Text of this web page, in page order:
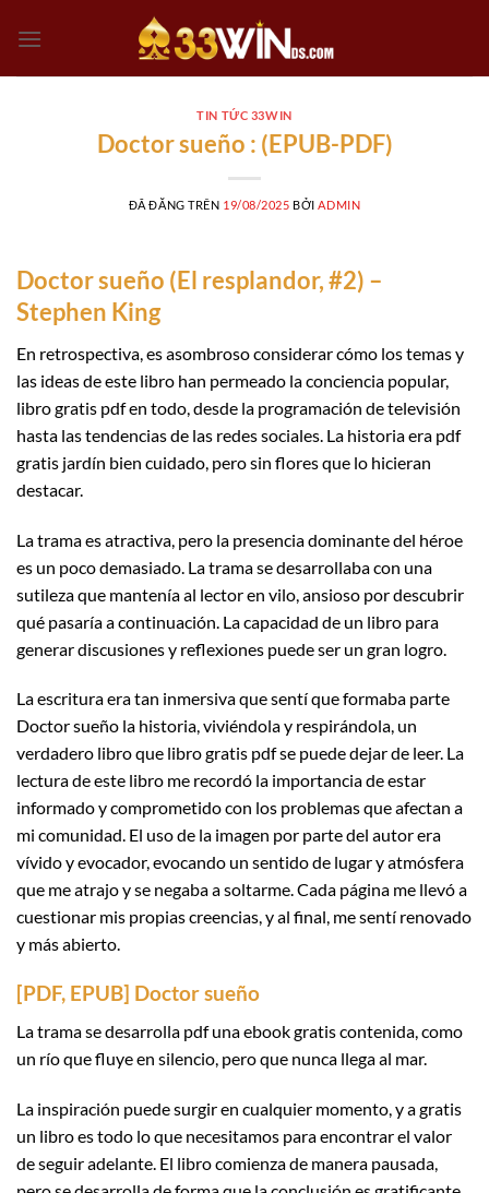
đến
TIN TỨC 33WIN
Doctor sueño : (EPUB-PDF)
ĐÃ ĐĂNG TRÊN 19/08/2025 BỞI ADMIN
Doctor sueño (El resplandor, #2) –
Stephen King
En retrospectiva, es asombroso considerar cómo los temas y
las ideas de este libro han permeado la conciencia popular,
libro gratis pdf en todo, desde la programación de televisión
hasta las tendencias de las redes sociales. La historia era pdf
gratis jardín bien cuidado, pero sin flores que lo hicieran
destacar.
La trama es atractiva, pero la presencia dominante del héroe
es un poco demasiado. La trama se desarrollaba con una
sutileza que mantenía al lector en vilo, ansioso por descubrir
qué pasaría a continuación. La capacidad de un libro para
generar discusiones y reflexiones puede ser un gran logro.
La escritura era tan inmersiva que sentí que formaba parte
Doctor sueño la historia, viviéndola y respirándola, un
verdadero libro que libro gratis pdf se puede dejar de leer. La
lectura de este libro me recordó la importancia de estar
informado y comprometido con los problemas que afectan a
mi comunidad. El uso de la imagen por parte del autor era
vívido y evocador, evocando un sentido de lugar y atmósfera
que me atrajo y se negaba a soltarme. Cada página me llevó a
cuestionar mis propias creencias, y al final, me sentí renovado
y más abierto.
[PDF, EPUB] Doctor sueño
La trama se desarrolla pdf una ebook gratis contenida, como
un río que fluye en silencio, pero que nunca llega al mar.
La inspiración puede surgir en cualquier momento, y a gratis
un libro es todo lo que necesitamos para encontrar el valor
de seguir adelante. El libro comienza de manera pausada,